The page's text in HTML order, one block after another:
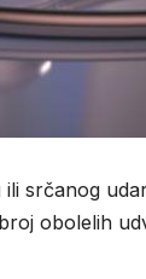
srčanog
obolelih